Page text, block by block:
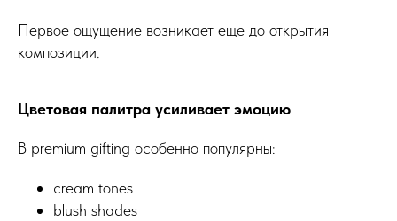
Первое ощущение возникает еще до открытия
композиции.
Цветовая палитра усиливает эмоцию
В premium gifting особенно популярны:
cream tones
blush shades